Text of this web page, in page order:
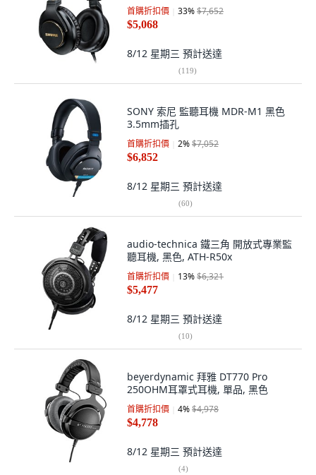
首購折扣價 33%$7,652
$5,068
8/12 星期三 預計送達
(119)
SONY 索尼 監聽耳機 MDR-M1 黑色
3.5mm插孔
首購折扣價 2%$7,052
$6,852
8/12 星期三 預計送達
(60)
audio-technica 鐵三角 開放式專業監
聽耳機, 黑色, ATH-R50x
首購折扣價 13%$6,321
$5,477
8/12 星期三 預計送達
(10)
beyerdynamic 拜雅 DT770 Pro
250OHM耳罩式耳機, 單品, 黑色
首購折扣價 4%$4,978
$4,778
8/12 星期三 預計送達
(4)